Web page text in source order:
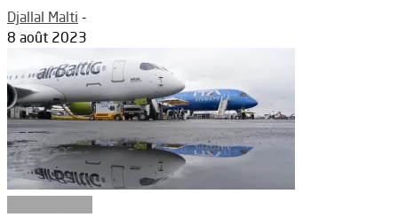
Djallal Malti -
8 août 2023